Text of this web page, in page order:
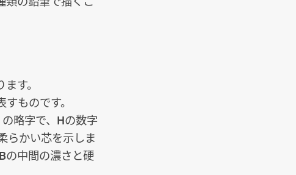
す。
ものです。
略字で、Hの数字
らかい芯を示しま
の中間の濃さと硬